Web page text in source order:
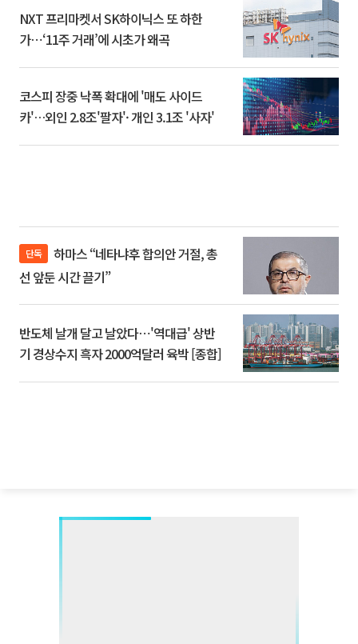
NXT 프리마켓서 SK하이닉스 또 하한
가⋯‘11주 거래’에 시초가 왜곡
코스피 장중 낙폭 확대에 '매도 사이드
카'…외인 2.8조'팔자'· 개인 3.1조 '사자'
단독
선 앞둔 시간 끌기”
반도체 날개 달고 날았다⋯'역대급' 상반
기 경상수지 흑자 2000억달러 육박 [종합]